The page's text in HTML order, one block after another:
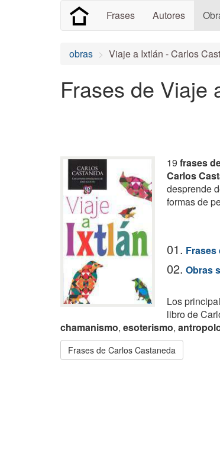
Frases Autores
obras Viaje a Ixtlán - Carlos
Frases de Viaje
19 frases
Carlos
desprende
formas de
01. Frases
02. Obras
Los
libro de
chamanismo, esoterismo,
Frases de Carlos Castaneda